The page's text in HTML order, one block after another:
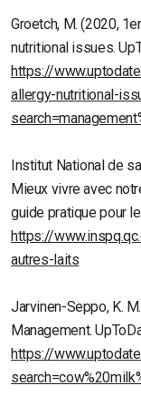
Groetch, M. (2020,
nutritional issues.
https://
allergy-nutritional-
Institut National de
Mieux vivre avec
guide pratique pour
https://
autres-laits
Jarvinen-Seppo, K.
Management.
https://